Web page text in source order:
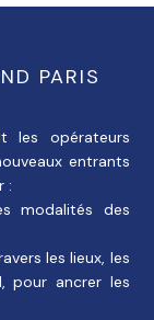
PARIS
les opérateurs
entrants
:
modalités des
les lieux, les
pour ancrer les